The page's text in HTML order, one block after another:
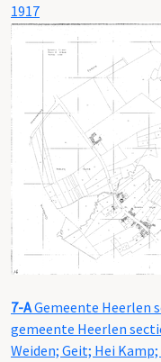
1917
7-AGemeente Heerlen
gemeente Heerlen
Weiden; Geit; Hei